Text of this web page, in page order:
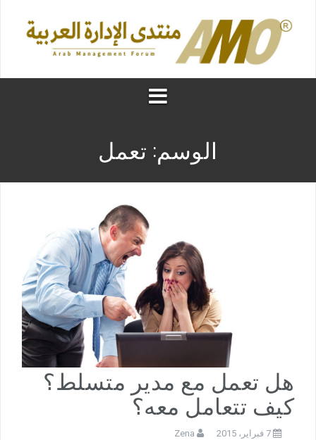
الوسم: تعمل
هل تعمل مع مدير متسلط؟
كيف تتعامل معه؟
7 فبراير، 2015 Zena